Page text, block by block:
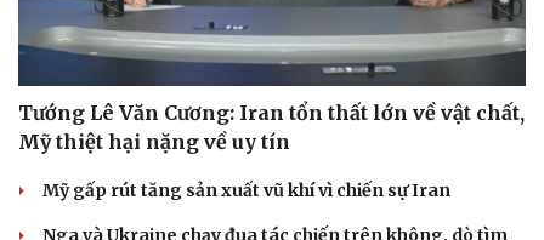
Tướng Lê Văn Cương: Iran tổn thất lớn về vật chất,
Mỹ thiệt hại nặng về uy tín
Mỹ gấp rút tăng sản xuất vũ khí vì chiến sự Iran
Nga và Ukraine chạy đua tác chiến trên không, dò tìm